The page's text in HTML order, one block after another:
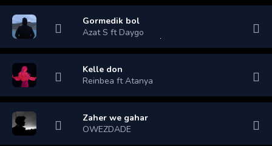
Gormedik bol
Azat S ft Daygo
Kelle don
Reinbea ft Atanya
Zaher we gahar
OWEZDADE